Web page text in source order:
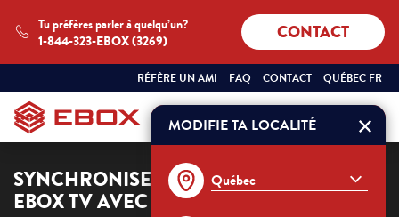
Tu préfères parler à quelqu’un?
1-844-323-EBOX (3269)
CONTACT
RÉFÈRE UN AMI FAQ CONTACT
SÉLECTIONNEZ
VOTRE
PROVINCE
LANGUE
QUÉBEC
FRANÇAIS
QUÉBEC FR
MODIFIE TA LOCALITÉ Commander
SYNCHRONISER LA TÉLÉCOMMANDE
EBOX TV AVEC LE TÉLÉVISEUR